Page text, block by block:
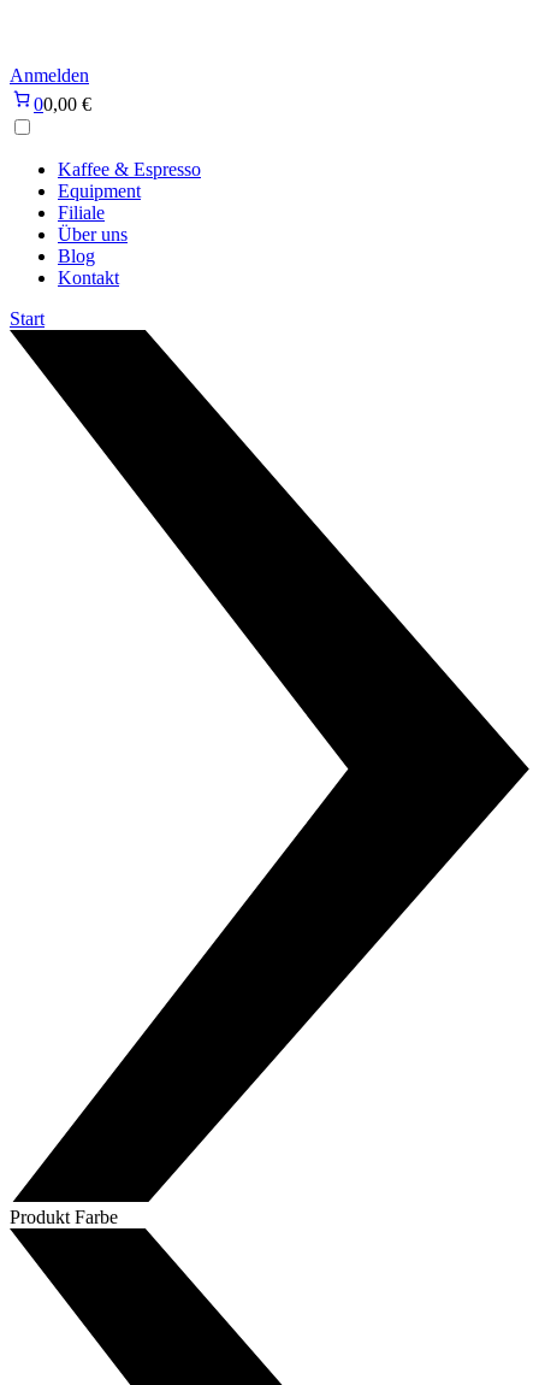
Anmelden
00,00 €
Kaffee & Espresso
Equipment
Filiale
Über uns
Blog
Kontakt
Start
Produkt Farbe